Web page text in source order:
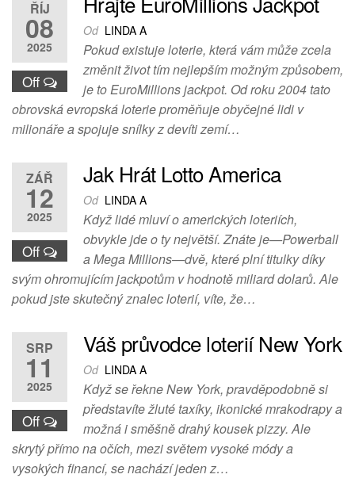
ŘÍJ
08
2025
Off
Od LINDA A
Pokud existuje loterie, která vám může zcela
změnit život tím nejlepším možným způsobem,
je to EuroMillions jackpot. Od roku 2004 tato
obrovská evropská loterie proměňuje obyčejné lidi v
milionáře a spojuje snílky z devíti zemí…
ZÁŘ
12
2025
Off
Jak Hrát Lotto America
Od LINDA A
Když lidé mluví o amerických loteriích,
obvykle jde o ty největší. Znáte je—Powerball
a Mega Millions—dvě, které plní titulky díky
svým ohromujícím jackpotům v hodnotě miliard dolarů. Ale
pokud jste skutečný znalec loterií, víte, že…
SRP
11
2025
Off
Váš průvodce loterií New York
Od LINDA A
Když se řekne New York, pravděpodobně si
představíte žluté taxíky, ikonické mrakodrapy a
možná i směšně drahý kousek pizzy. Ale
skrytý přímo na očích, mezi světem vysoké módy a
vysokých financí, se nachází jeden z…